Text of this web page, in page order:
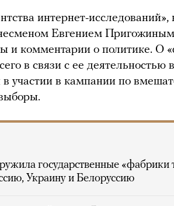
интернет-исследований»,
Евгением
и комментарии о политике. О
в связи с ее деятельностью
в участии в кампании по
государственные «фабрики
Украину и Белоруссию